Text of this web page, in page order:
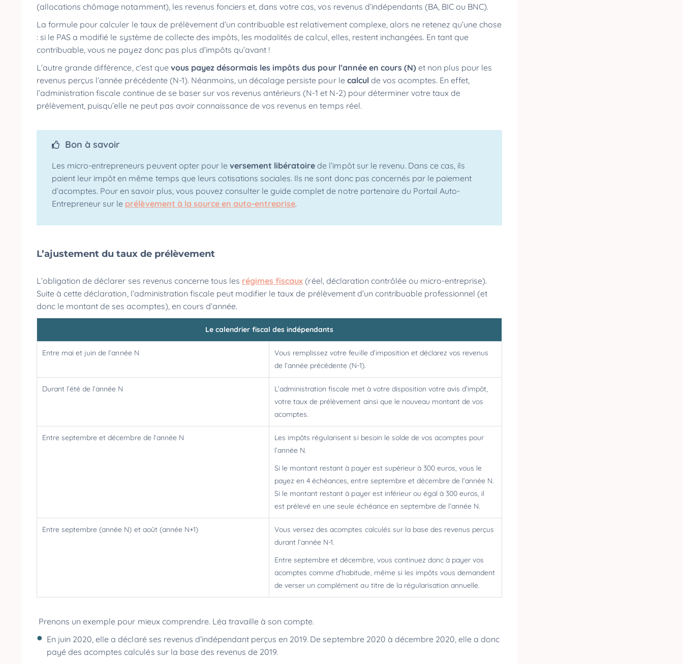
(allocations chômage notamment), les revenus fonciers et, dans votre cas, vos revenus d’indépendants (BA, BIC ou BNC).
La formule pour calculer le taux de prélèvement d’un contribuable est relativement complexe, alors ne retenez qu’une chose
: si le PAS a modifié le système de collecte des impôts, les modalités de calcul, elles, restent inchangées. En tant que
contribuable, vous ne payez donc pas plus d’impôts qu’avant !
L’autre grande différence, c’est que vous payez désormais les impôts dus pour l’année en cours (N)et non plus pour les
revenus perçus l’année précédente (N-1). Néanmoins, un décalage persiste pour lecalcul de vos acomptes. En effet,
l’administration fiscale continue de se baser sur vos revenus antérieurs (N-1 et N-2) pour déterminer votre taux de
prélèvement, puisqu’elle ne peut pas avoir connaissance de vos revenus en temps réel.
Bon à savoir
Les micro-entrepreneurs peuvent opter pour le versement libératoire de l’impôt sur le revenu. Dans ce cas, ils
paient leur impôt en même temps que leurs cotisations sociales. Ils ne sont donc pas concernés par le paiement
d’acomptes. Pour en savoir plus, vous pouvez consulter le guide complet de notre partenaire du Portail Auto-
Entrepreneur sur le prélèvement à la source en auto-entreprise.
L’ajustement du taux de prélèvement
L’obligation de déclarer ses revenus concerne tous les régimes fiscaux (réel, déclaration contrôlée ou micro-entreprise).
Suite à cette déclaration, l’administration fiscale peut modifier le taux de prélèvement d’un contribuable professionnel (et
donc le montant de ses acomptes), en cours d’année.
Le calendrier fiscal des indépendants
Entre mai et juin de l’année N
Vous remplissez votre feuille d’imposition et déclarez vos revenus
de l’année précédente (N-1).
Durant l’été de l’année N
L’administration fiscale met à votre disposition votre avis d’impôt,
votre taux de prélèvement ainsi que le nouveau montant de vos
acomptes.
Entre septembre et décembre de l’année N
Les impôts régularisent si besoin le solde de vos acomptes pour
l’année N.
Si le montant restant à payer est supérieur à 300 euros, vous le
payez en 4 échéances, entre septembre et décembre de l’année N.
Si le montant restant à payer est inférieur ou égal à 300 euros, il
est prélevé en une seule échéance en septembre de l’année N.
Entre septembre (année N) et août (année N+1)
Vous versez des acomptes calculés sur la base des revenus perçus
durant l’année N-1.
Entre septembre et décembre, vous continuez donc à payer vos
acomptes comme d’habitude, même si les impôts vous demandent
de verser un complément au titre de la régularisation annuelle.
Prenons un exemple pour mieux comprendre. Léa travaille à son compte.
En juin 2020, elle a déclaré ses revenus d’indépendant perçus en 2019. De septembre 2020 à décembre 2020, elle a donc
payé des acomptes calculés sur la base des revenus de 2019.